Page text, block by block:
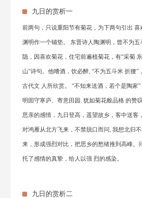
九日的赏析一
前两句，只说重阳节有菊花，为下两句引出
渊明作一个铺垫。 东晋诗人陶渊明，曾不为五
隐，因喜欢菊花，住宅前遍植菊花，有“采菊
山”诗句。他嗜酒，饮必醉, “不为五斗米 折腰”
古代文 人所欣赏。 “不知来送酒，若个是陶家
明固守寒庐、寄意田园. 犹如菊花般品格 的赞
思亲的感情，九日登高，遥望故乡，客中送客
对鸿雁从北方飞来，不禁脱口而问, 我想北归
来，形成强烈对比，把思乡的愁绪推到高峰。
托了感情的真挚，给人以强 烈的感染。
九日的赏析二